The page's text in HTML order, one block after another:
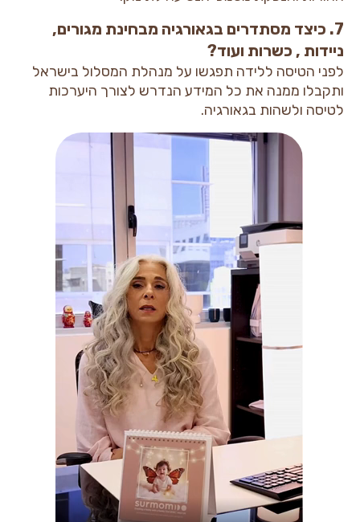
7. כיצד מסתדרים בגאורגיה מבחינת מגורים,
ניידות , כשרות ועוד?
לפני הטיסה ללידה תפגשו על מנהלת המסלול בישראל
ותקבלו ממנה את כל המידע הנדרש לצורך היערכות
לטיסה ולשהות בגאורגיה.